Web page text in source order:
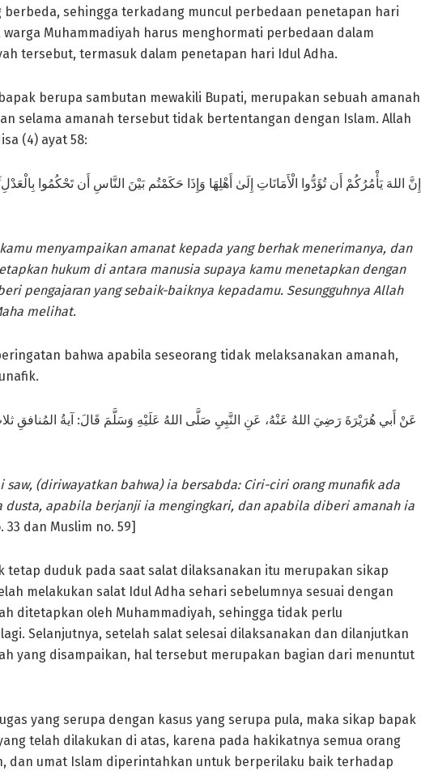
berbeda, sehingga terkadang muncul perbedaan penetapan hari
Muhammadiyah harus menghormati perbedaan dalam
tersebut, termasuk dalam penetapan hari Idul Adha.
berupa sambutan mewakili Bupati, merupakan sebuah amanah
selama amanah tersebut tidak bertentangan dengan Islam. Allah
(4) ayat 58:
إِنَّ اللهَ يَأْمُرُكُمْ أَن تُؤَدُّوا الْأَمَانَاتِ إِلَىٰ أَهْلِهَا وَإِذَا حَكَمْتُم بَيْنَ النَّاسِ أَن تَحْكُمُوا
menyampaikan amanat kepada yang berhak menerimanya, dan
hukum di antara manusia supaya kamu menetapkan dengan
pengajaran yang sebaik-baiknya kepadamu. Sesungguhnya Allah
melihat.
bahwa apabila seseorang tidak melaksanakan amanah,
عَنْ أَبي هُرَيْرَةَ رَضِيَ اللهُ عَنْهُ، عَنِ النَّبِيِ صَلَّى اللهُ عَلَيْهِ وَسَلَّمَ قَالَ: آيةُ المُنافقِ
saw, (diriwayatkan bahwa) ia bersabda: Ciri-ciri orang munafik ada
apabila berjanji ia mengingkari, dan apabila diberi amanah ia
33 dan Muslim no. 59]
tetap duduk pada saat salat dilaksanakan itu merupakan sikap
melakukan salat Idul Adha sehari sebelumnya sesuai dengan
ditetapkan oleh Muhammadiyah, sehingga tidak perlu
Selanjutnya, setelah salat selesai dilaksanakan dan dilanjutkan
yang disampaikan, hal tersebut merupakan bagian dari menuntut
yang serupa dengan kasus yang serupa pula, maka sikap bapak
telah dilakukan di atas, karena pada hakikatnya semua orang
dan umat Islam diperintahkan untuk berperilaku baik terhadap